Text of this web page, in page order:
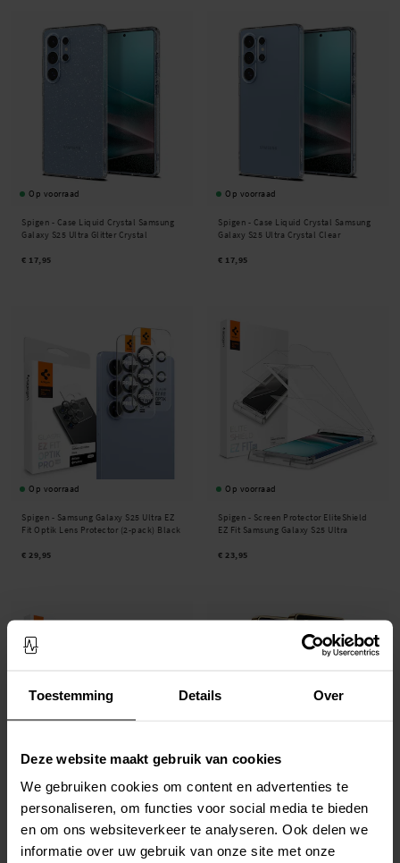
Toestemming Details Over
Deze website maakt gebruik van cookies
We gebruiken cookies om content en advertenties te
personaliseren, om functies voor social media te bieden
en om ons websiteverkeer te analyseren. Ook delen we
informatie over uw gebruik van onze site met onze
Op voorraad
Spigen - Case Liquid Crystal Samsung
Galaxy S25 Ultra Glitter Crystal
€ 17,95
Op voorraad
Spigen - Case Liquid Crystal Samsung
Galaxy S25 Ultra Crystal Clear
€ 17,95
Op voorraad
Spigen - Samsung Galaxy S25 Ultra EZ
Fit Optik Lens Protector (2-pack) Black
€ 29,95
Op voorraad
Spigen - Screen Protector EliteShield
EZ Fit Samsung Galaxy S25 Ultra
€ 23,95
Op voorraad
Spigen -Screen Protector EliteShield
EZ Fit Samsung Galaxy S25
€ 23,95
Op voorraad
GKK -Samsung Galaxy S25 Ultra
Elegant Leather Hybrid Case Carbon
Fiber Black
€ 16,95
€ 19,95